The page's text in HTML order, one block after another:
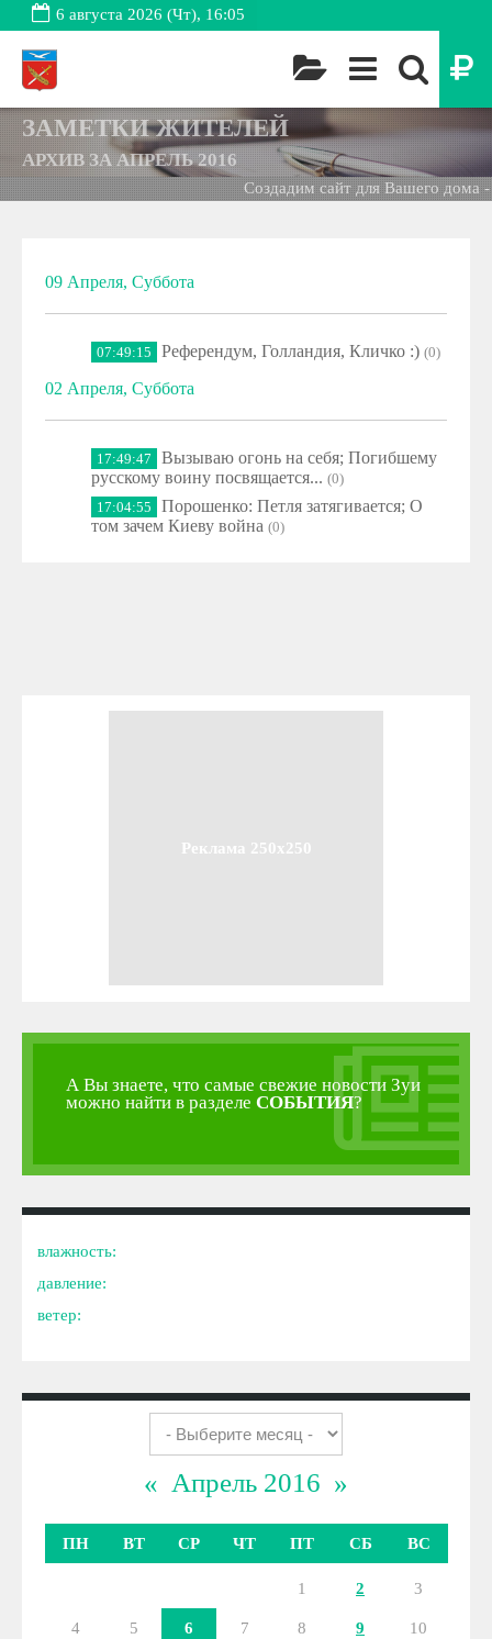
6 августа 2026 (Чт), 16:05
ЗАМЕТКИ ЖИТЕЛЕЙ
АРХИВ ЗА АПРЕЛЬ 2016
Создадим сайт для Вашего дома -
09 Апреля, Суббота
07:49:15 Референдум, Голландия, Кличко :) (0)
02 Апреля, Суббота
17:49:47
Вызываю огонь на себя; Погибшему
русскому воину посвящается... (0)
17:04:55
Порошенко: Петля затягивается; О
том зачем Киеву война (0)
Реклама 250x250
А Вы знаете, что самые свежие новости Зуи
можно найти в разделе СОБЫТИЯ?
влажность:
давление:
ветер:
« Апрель 2016 »
ПН ВТ СР ЧТ ПТ СБ ВС
1 2 3
4 5 6 7 8 9 10